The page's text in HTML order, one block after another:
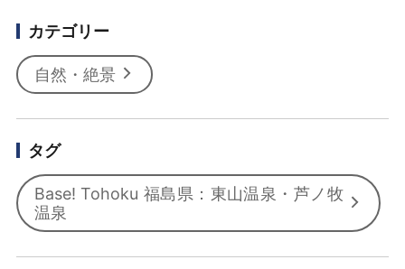
カテゴリー
自然・絶景
タグ
Base! Tohoku 福島県：東山温泉・芦ノ牧
温泉